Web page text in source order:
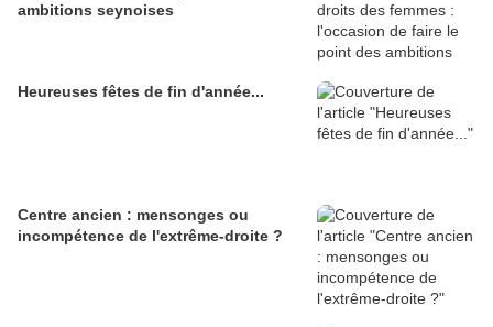
ambitions seynoises
Heureuses fêtes de fin d'année...
Centre ancien : mensonges ou
incompétence de l'extrême-droite ?